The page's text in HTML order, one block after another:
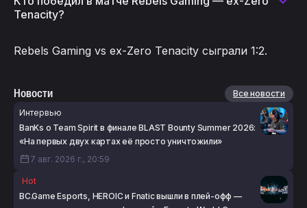
Tenacity?
Rebels Gaming vs ex-Zero Tenacity сыграли 1:2.
Новости
Все новости
Интервью
BanKs о Team Spirit в финале BLAST Bounty Summer 2026:
«На первых двух картах её просто уничтожили»
7 авг. 2026 г., 20:59
Hot
BC.Game Esports, HEROIC и Fnatic вышли в плей-офф —